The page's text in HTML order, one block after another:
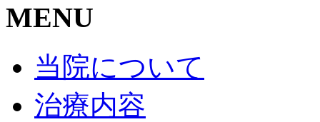
MENU
当院について
治療内容